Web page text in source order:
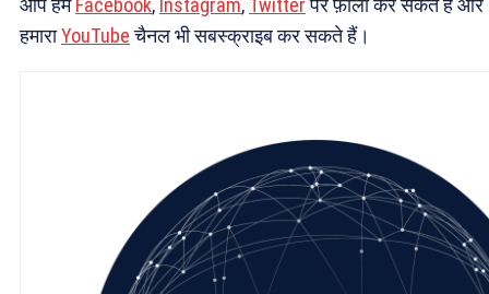
आप हमेंFacebook, Instagram, Twitterपर फ़ॉलो कर सकते हैं और
हमाराYouTubeचैनल भी सबस्क्राइब कर सकते हैं।